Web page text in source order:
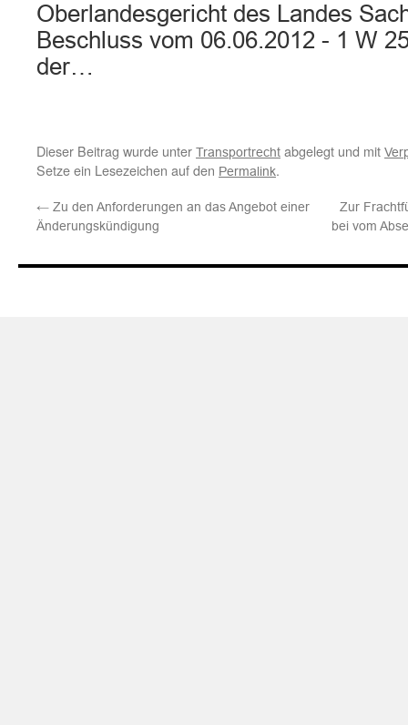
Oberlandesgericht des Landes
Beschluss vom 06.06.2012 - 1 W
der…
Dieser Beitrag wurde unter Transportrecht abgelegt und mit
Setze ein Lesezeichen auf den Permalink.
← Zu den Anforderungen an das Angebot einer
Änderungskündigung
Zur
bei vom